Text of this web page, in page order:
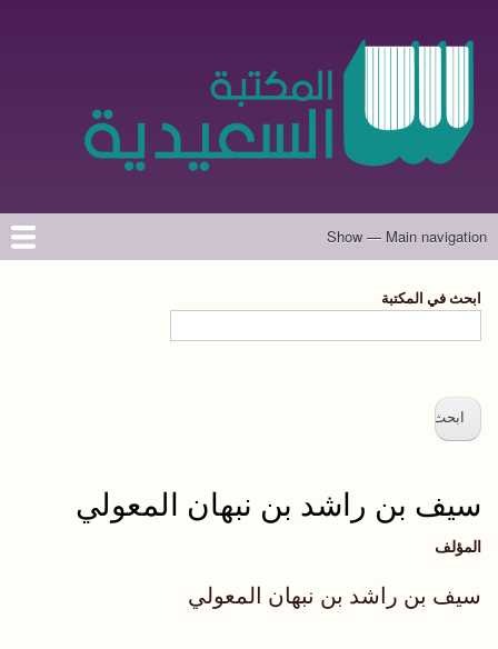
الرئيسي
Main
Show — Main navigation
الرئيسية
المؤلفون
تواصل معنا
حول الموقع
ابحث في المكتبة
سيف بن راشد بن نبهان المعولي
المؤلف
سيف بن راشد بن نبهان المعولي